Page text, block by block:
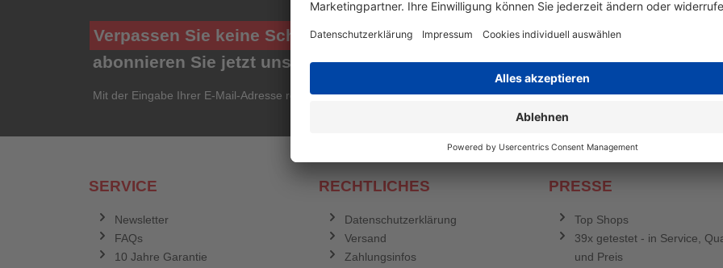
Verpassen Sie keine Schnäppchen mehr &
abonnieren Sie jetzt unseren kostenlosen Newsletter!
Newsletter E-Mail Adresse
Mit der Eingabe Ihrer E-Mail-Adresse registrieren Sie sich für den Druckerzubehör.de-Newsletter. Weitere Informationen
SERVICE
Newsletter
FAQs
10 Jahre Garantie
RECHTLICHES
Datenschutzerklärung
Versand
Zahlungsinfos
PRESSE
Top Shops
39x getestet - in Service,
und Preis